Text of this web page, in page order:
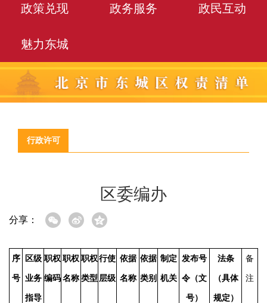
政策兑现 政务服务 政民互动
魅力东城
行政许可
区委编办
分享：
序
号
区级
业务
指导
职权
编码
职权
名称
职权
类型
行使
层级
依据
名称
依据
类别
制定
机关
发布号
令（文
号）
法条
（具体
规定）
备
注